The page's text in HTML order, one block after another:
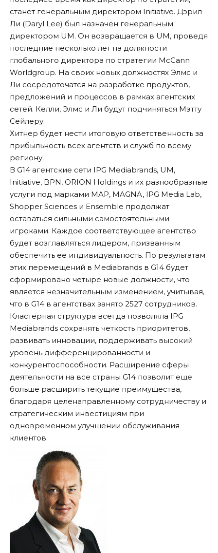
станет генеральным директором Initiative. Дэрил
Ли (Daryl Lee) был назначен генеральным
директором UM. Он возвращается в UM, проведя
последние несколько лет на должности
глобального директора по стратегии McCann
Worldgroup. На своих новых должностях Элмс и
Ли сосредоточатся на разработке продуктов,
предложений и процессов в рамках агентских
сетей. Келли, Элмс и Ли будут подчиняться Мэтту
Сейлеру.
Хитнер будет нести итоговую ответственность за
прибыльность всех агентств и служб по всему
региону.
В G14 агентские сети IPG Mediabrands, UM,
Initiative, BPN, ORION Holdings и их разнообразные
услуги под марками MAP, MAGNA, IPG Media Lab,
Shopper Sciences и Ensemble продолжат
оставаться сильными самостоятельными
игроками. Каждое соответствующее агентство
будет возглавляться лидером, призванным
обеспечить ее индивидуальность. По результатам
этих перемещений в Mediabrands в G14 будет
сформировано четыре новые должности, что
является незначительным изменением, учитывая,
что в G14 в агентствах занято 2527 сотрудников.
Кластерная структура всегда позволяла IPG
Mediabrands сохранять четкость приоритетов,
развивать инновации, поддерживать высокий
уровень дифференцированности и
конкурентоспособности. Расширение сферы
деятельности на все страны G14 позволит еще
больше расширить текущие преимущества,
благодаря целенаправленному сотрудничеству и
стратегическим инвестициям при
одновременном улучшении обслуживания
клиентов.